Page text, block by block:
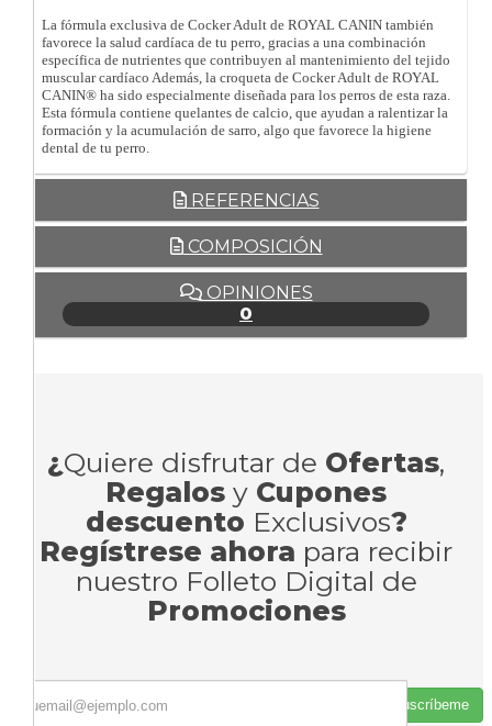
La fórmula exclusiva de Cocker Adult de ROYAL CANIN también
favorece la salud cardíaca de tu perro, gracias a una combinación
específica de nutrientes que contribuyen al mantenimiento del tejido
muscular cardíaco Además, la croqueta de Cocker Adult de ROYAL
CANIN® ha sido especialmente diseñada para los perros de esta raza.
Esta fórmula contiene quelantes de calcio, que ayudan a ralentizar la
formación y la acumulación de sarro, algo que favorece la higiene
dental de tu perro.
REFERENCIAS
COMPOSICIÓN
OPINIONES
0
¿Quiere disfrutar de Ofertas,
Regalos y Cupones
descuento Exclusivos?
Regístrese ahora para recibir
nuestro Folleto Digital de
Promociones
Suscríbeme